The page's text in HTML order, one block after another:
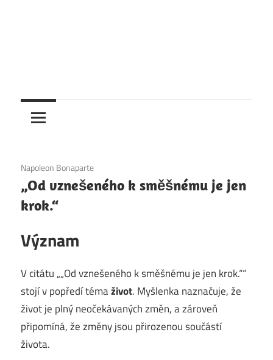
6. 12. 2020
Napoleon Bonaparte
„Od vznešeného k směšnému je jen
krok.“
Význam
V citátu „„Od vznešeného k směšnému je jen krok.““
stojí v popředí témaživot. Myšlenka naznačuje, že
život je plný neočekávaných změn, a zároveň
připomíná, že změny jsou přirozenou součástí
života.